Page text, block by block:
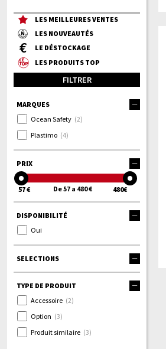
LES MEILLEURES VENTES
LES NOUVEAUTÉS
LE DÉSTOCKAGE
LES PRODUITS TOP
FILTRER
MARQUES
Ocean Safety (2)
Plastimo (4)
PRIX
57 € 480€
De 57 a 480 €
DISPONIBILITÉ
Oui
SELECTIONS
TYPE DE PRODUIT
Accessoire (2)
Option (3)
Produit similaire (3)